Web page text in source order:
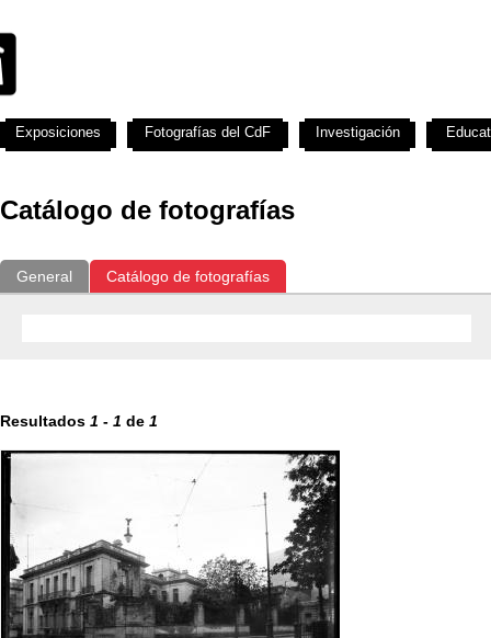
Catálogo de fotografías
General Catálogo de fotografías
Resultados 1 - 1 de 1
Exposiciones Fotografías del CdF Investigación